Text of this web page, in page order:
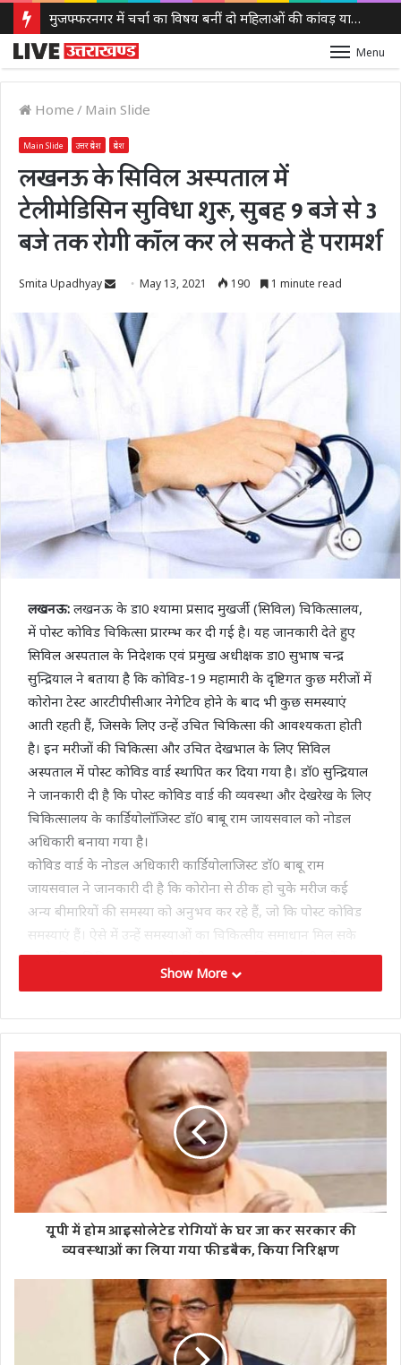
मुजफ्फरनगर में चर्चा का विषय बनीं दो महिलाओं की कांवड़ यात्रा, हरिद्वार से गंगाजल लेकर पहुंचीं, सनातन अपनाने का किया दावा
Menu
Home / Main Slide
Main Slide उत्तर प्रदेश प्रदेश
लखनऊ के सिविल अस्पताल में
टेलीमेडिसिन सुविधा शुरू, सुबह 9 बजे से 3
बजे तक रोगी कॉल कर ले सकते है परामर्श
Smita Upadhyay
Send
email
May 13, 2021 190 1 minute read
लखनऊ: लखनऊ के डा0 श्यामा प्रसाद मुखर्जी (सिविल) चिकित्सालय,
में पोस्ट कोविड चिकित्सा प्रारम्भ कर दी गई है। यह जानकारी देते हुए
सिविल अस्पताल के निदेशक एवं प्रमुख अधीक्षक डा0 सुभाष चन्द्र
सुन्द्रियाल ने बताया है कि कोविड-19 महामारी के दृष्टिगत कुछ मरीजों में
कोरोना टेस्ट आरटीपीसीआर नेगेटिव होने के बाद भी कुछ समस्याएं
आती रहती हैं, जिसके लिए उन्हें उचित चिकित्सा की आवश्यकता होती
है। इन मरीजों की चिकित्सा और उचित देखभाल के लिए सिविल
अस्पताल में पोस्ट कोविड वार्ड स्थापित कर दिया गया है। डाॅ0 सुन्द्रियाल
ने जानकारी दी है कि पोस्ट कोविड वार्ड की व्यवस्था और देखरेख के लिए
चिकित्सालय के कार्डियोलाॅजिस्ट डाॅ0 बाबू राम जायसवाल को नोडल
अधिकारी बनाया गया है।
कोविड वार्ड के नोडल अधिकारी कार्डियोलाजिस्ट डाॅ0 बाबू राम
जायसवाल ने जानकारी दी है कि कोरोना से ठीक हो चुके मरीज कई
अन्य बीमारियों की समस्या को अनुभव कर रहे हैं, जो कि पोस्ट कोविड
समस्याएं हैं। ऐसे में उन्हें समस्याओं का चिकित्सीय समाधान मिल सके
इसके लिए सिविल अस्पताल के द्वितीय तल पर स्थित आईसीयू में 14
बेड का पोस्ट कोविड वार्ड स्थापित हो गया है। इसमें आईसीयू की भांति
ज्ञात हो कि सिविल अस्पताल में टेलीमेडिसिन सुविधा भी प्रारम्भ हो चुकी
है। प्रत्येक कार्य दिवस में प्रातः 9ः00 बजे से अपराह्न 3ः00 बजे तक
फोन करके रोगी द्वारा चिकित्सीय परामर्श प्राप्त किया जा सकता है,
इसके लिए विभागवार निम्नानुसार फोन नं0 उपलब्ध कराए गये हैं।
1. 7307579964……………मेडिसिन एवं मानसिक रोग हेतु
2. 7307585529……………सर्जरी एवं अस्थि रोग
3. 7307578336……………चर्मरोग एवं नाक,कान,गला
4. 7307576508……………बाल रोग, सेस्ट रोग मरीज
5. 7307578297……………स्त्री रोग एवं दन्त रोग
6. 0522 4027513………..कोविड उपरान्त समस्या हेतु
गौरतलब है कि प्रदेश में कोविड-19 की महामारी के कारण चिकित्सालय
में ओपीडी का संचालन बंद है। किन्तु एण्टीरैबिज़, फीवर क्लीनिक/
फाॅलो-अप ओपीडी सुचारु रुप से चल रही है। ओपीडी में प्रतिदिन आने
Show More
यूपी में होम आइसोलेटेड रोगियों के घर जा कर सरकार की
व्यवस्थाओं का लिया गया फीडबैक, किया निरिक्षण